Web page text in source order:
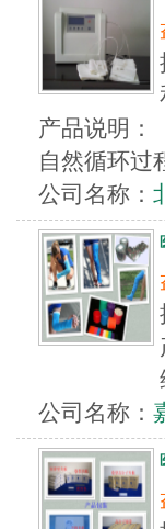
产品说明
自然循环过
公司名称：
公司名称：